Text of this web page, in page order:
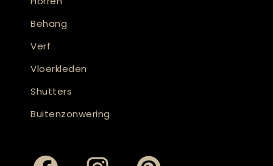
Behang
Verf
Vloerkleden
Shutters
Buitenzonwering